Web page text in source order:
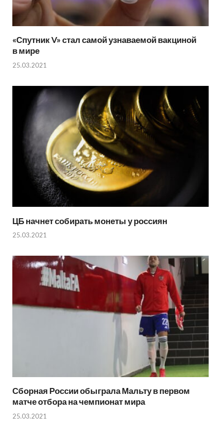
«Спутник V» стал самой узнаваемой вакциной
в мире
25.03.2021
ЦБ начнет собирать монеты у россиян
25.03.2021
Сборная России обыграла Мальту в первом
матче отбора на чемпионат мира
25.03.2021